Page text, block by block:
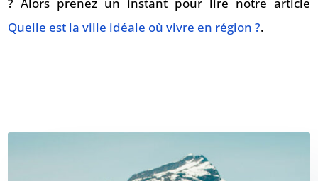
Quelle est la ville idéale où vivre en région ?.